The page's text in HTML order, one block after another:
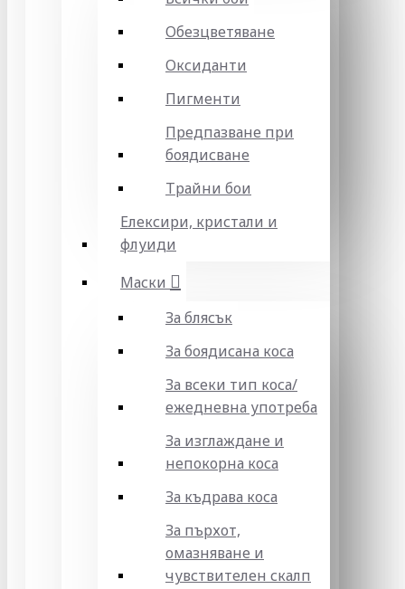
Обезцветяване
Оксиданти
Пигменти
Предпазване при
боядисване
Трайни бои
Елексири, кристали и
флуиди
Маски
За блясък
За боядисана коса
За всеки тип коса/
ежедневна употреба
За изглаждане и
непокорна коса
За къдрава коса
За пърхот,
омазняване и
чувствителен скалп